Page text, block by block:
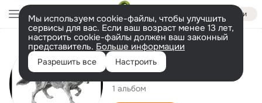
Войти
Мы используем cookie-файлы, чтобы улучшить
сервисы для вас. Если ваш возраст менее 13 лет,
настроить cookie-файлы должен ваш законный
представитель. Больше информации
Разрешить все Настроить
Исполнитель
Kalevi Santala
1 альбом